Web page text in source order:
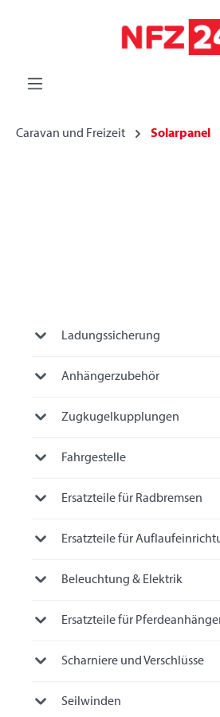
Caravan und Freizeit Solarpanel
Ladungssicherung
Anhängerzubehör
Zugkugelkupplungen
Fahrgestelle
Ersatzteile für Radbremsen
Ersatzteile für
Beleuchtung & Elektrik
Ersatzteile für
Scharniere und Verschlüsse
Seilwinden